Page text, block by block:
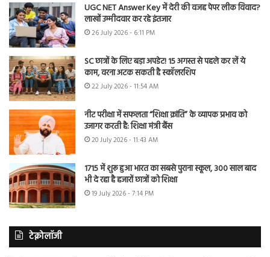
UGC NET Answer Key में देरी की वजह पेपर लीक विवाद?
लाखों उम्मीदवार कर रहे इंतजार
26 July 2026 - 6:11 PM
SC छात्रों के लिए बड़ा अपडेट! 15 अगस्त से पहले कर लें ये
काम, वरना अटक सकती है स्कॉलरशिप
22 July 2026 - 11:54 AM
नीट परीक्षा में सफलता “शिक्षा क्रांति” के व्यापक प्रभाव को
उजागर करती है: शिक्षा मंत्री बैंस
20 July 2026 - 11:43 AM
1715 में शुरू हुआ भारत का सबसे पुराना स्कूल, 300 साल बाद
भी दे रहा है हजारों छात्रों को शिक्षा
19 July 2026 - 7:14 PM
टेक्नोलॉजी